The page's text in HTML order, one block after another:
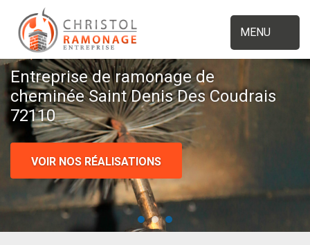
MENU
Entreprise de ramonage de
cheminée Saint Denis Des Coudrais
72110
VOIR NOS RÉALISATIONS